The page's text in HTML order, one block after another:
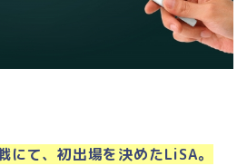
にて、初出場を決めたLiSA。